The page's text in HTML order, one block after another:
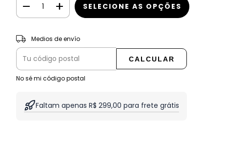
Entregas para el CP:
Medios de envío
CALCULAR
No sé mi código postal
Faltam apenas R$ 299,00 para frete grátis